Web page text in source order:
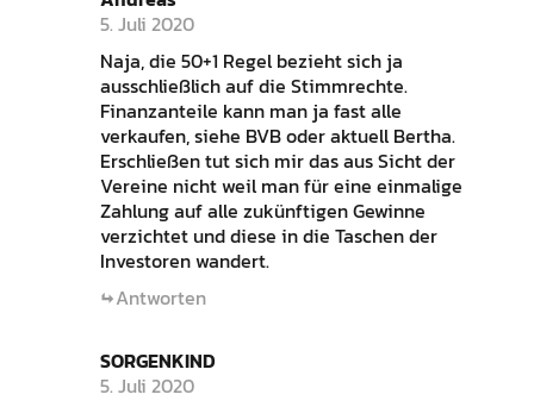
5. Juli 2020
Naja, die 50+1 Regel bezieht sich ja
ausschließlich auf die Stimmrechte.
Finanzanteile kann man ja fast alle
verkaufen, siehe BVB oder aktuell Bertha.
Erschließen tut sich mir das aus Sicht der
Vereine nicht weil man für eine einmalige
Zahlung auf alle zukünftigen Gewinne
verzichtet und diese in die Taschen der
Investoren wandert.
Antworten
SORGENKIND
5. Juli 2020